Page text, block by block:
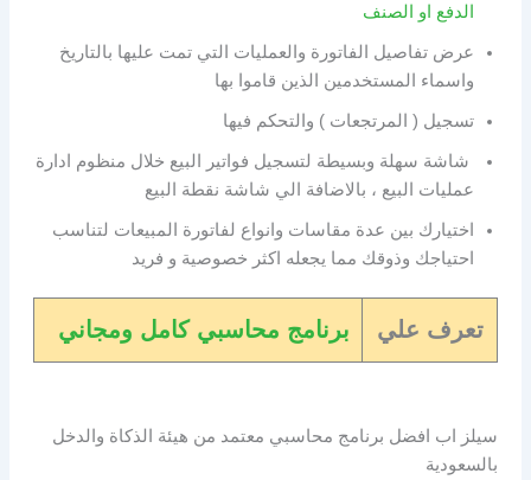
الدفع او الصنف
عرض تفاصيل الفاتورة والعمليات التي تمت عليها بالتاريخ
واسماء المستخدمين الذين قاموا بها
تسجيل ( المرتجعات ) والتحكم فيها
شاشة سهلة وبسيطة لتسجيل فواتير البيع خلال منظوم ادارة
عمليات البيع ، بالاضافة الي شاشة نقطة البيع
اختيارك بين عدة مقاسات وانواع لفاتورة المبيعات لتناسب
احتياجك وذوقك مما يجعله اكثر خصوصية و فريد
تعرف علي برنامج محاسبي كامل ومجاني
سيلز اب افضل برنامج محاسبي معتمد من هيئة الذكاة والدخل
بالسعودية